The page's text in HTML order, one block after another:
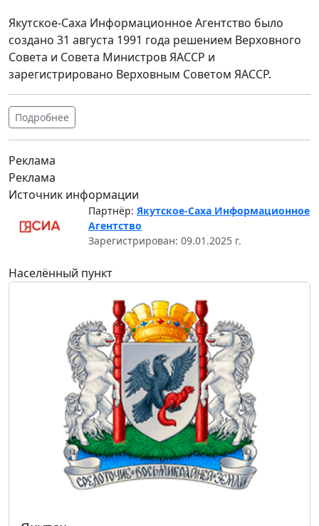
Якутское-Саха Информационное Агентство было
создано 31 августа 1991 года решением Верховного
Совета и Совета Министров ЯАССР и
зарегистрировано Верховным Советом ЯАССР.
Подробнее
Реклама
Реклама
Источник информации
Партнёр: Якутское-Саха Информационное
Агентство
Зарегистрирован: 09.01.2025 г.
Населённый пункт